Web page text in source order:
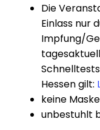
Die
Einlass nur
Impfung/
Hessen gilt:
keine
unbestuhlt